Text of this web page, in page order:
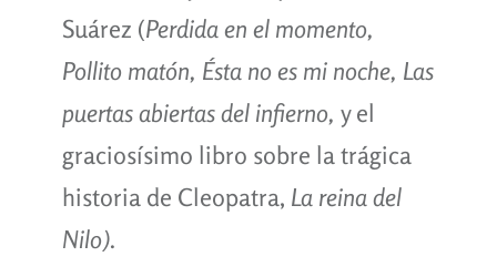
Suárez (Perdida en el momento,
Pollito matón, Ésta no es mi noche, Las
puertas abiertas del infierno, y el
graciosísimo libro sobre la trágica
historia de Cleopatra, La reina del
Nilo).